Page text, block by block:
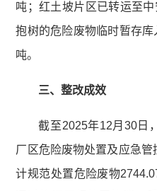
吨；红土坡片区已转运至
抱树的危险废物临时暂存
吨。
三、整改成效
截至2025年12月30日
厂区危险废物处置及应急
计规范处置危险废物